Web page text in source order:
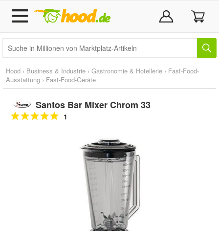
Hood › Business & Industrie › Gastronomie & Hotellerie › Fast-Food-
Ausstattung › Fast-Food-Geräte
Santos Bar Mixer Chrom 33
1